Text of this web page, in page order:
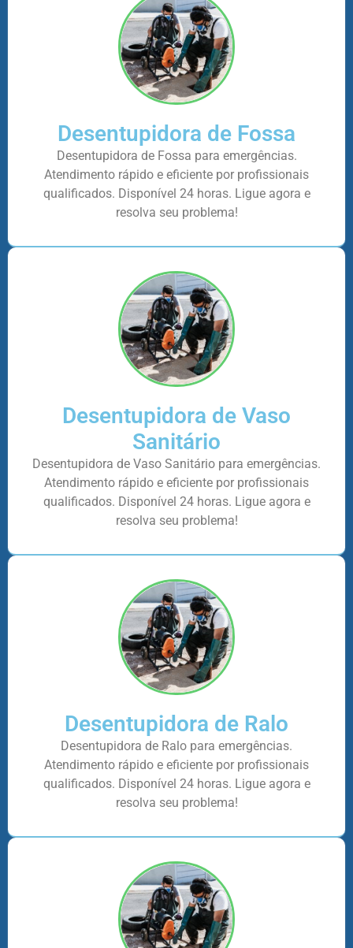
Desentupidora de Fossa
Desentupidora de Fossa para emergências.
Atendimento rápido e eficiente por profissionais
qualificados. Disponível 24 horas. Ligue agora e
resolva seu problema!
Desentupidora de Vaso
Sanitário
Desentupidora de Vaso Sanitário para emergências.
Atendimento rápido e eficiente por profissionais
qualificados. Disponível 24 horas. Ligue agora e
resolva seu problema!
Desentupidora de Ralo
Desentupidora de Ralo para emergências.
Atendimento rápido e eficiente por profissionais
qualificados. Disponível 24 horas. Ligue agora e
resolva seu problema!